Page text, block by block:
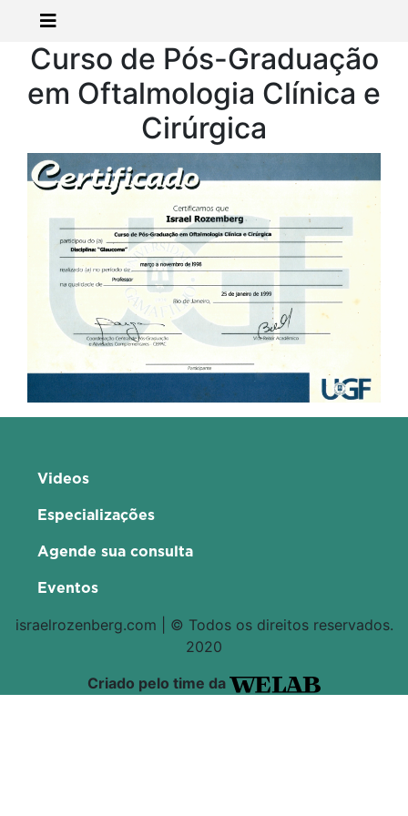
Curso de Pós-Graduação
em Oftalmologia Clínica e
Cirúrgica
Videos
Especializações
Agende sua consulta
Eventos
israelrozenberg.com | © Todos os direitos reservados.
2020
Criado pelo time da